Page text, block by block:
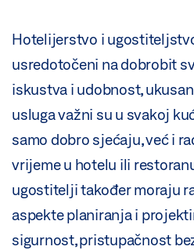
Hotelijerstvo i
usredotočeni na dobrobit
iskustva i udobnost,
usluga važni su u svakoj
samo dobro sjećaju, već i
vrijeme u hotelu ili
ugostitelji također moraju
aspekte planiranja i
sigurnost, pristupačnost